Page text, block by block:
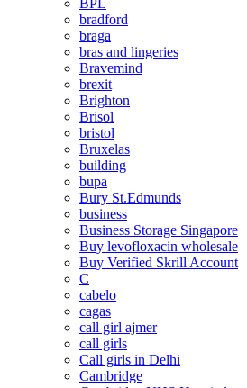
bradford
braga
bras and lingeries
Bravemind
brexit
Brighton
Brisol
bristol
Bruxelas
building
bupa
Bury St.Edmunds
business
Business Storage Singapore
Buy levofloxacin wholesale
Buy Verified Skrill Account
C
cabelo
cagas
call girl ajmer
call girls
Call girls in Delhi
Cambridge